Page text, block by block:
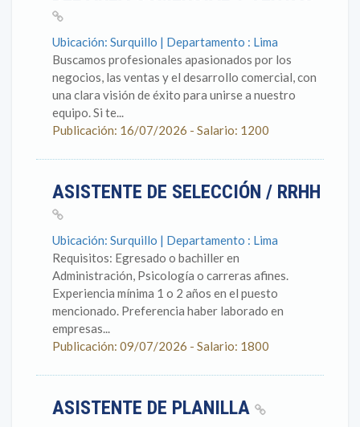
Ubicación: Surquillo | Departamento : Lima
Buscamos profesionales apasionados por los
negocios, las ventas y el desarrollo comercial, con
una clara visión de éxito para unirse a nuestro
equipo. Si te...
Publicación: 16/07/2026 - Salario: 1200
ASISTENTE DE SELECCIÓN / RRHH
Ubicación: Surquillo | Departamento : Lima
Requisitos: Egresado o bachiller en
Administración, Psicología o carreras afines.
Experiencia mínima 1 o 2 años en el puesto
mencionado. Preferencia haber laborado en
empresas...
Publicación: 09/07/2026 - Salario: 1800
ASISTENTE DE PLANILLA